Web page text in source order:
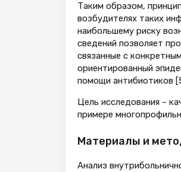
Таким образом,
возбудителях таких
наибольшему риску
сведений позволяет
связанные с
ориентированный
помощи антибиотиков
Цель исследования –
примере
Материалы и
Анализ